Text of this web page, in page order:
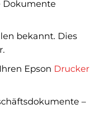
Dokumente
bekannt. Dies
Epson Drucker
–